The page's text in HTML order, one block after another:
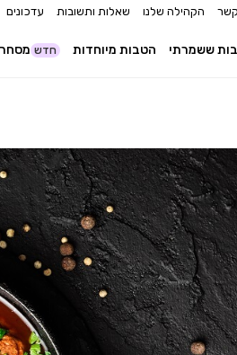
הקהילה שלנו שאלות ותשובות עדכונים
חדש הטבות מיוחדות ששמרתי